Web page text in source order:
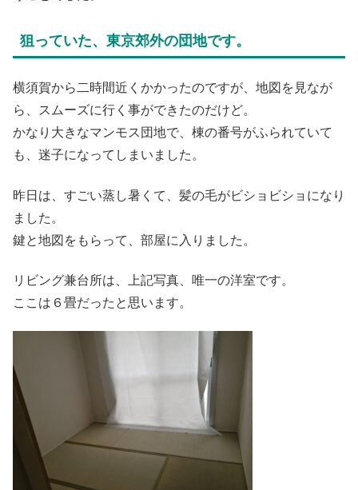
狙っていた、東京郊外の団地です。
横須賀から二時間近くかかったのですが、地図を見なが
ら、スムーズに行く事ができたのだけど。
かなり大きなマンモス団地で、棟の番号がふられていて
も、迷子になってしまいました。
昨日は、すごい蒸し暑くて、髪の毛がビショビショになり
ました。
鍵と地図をもらって、部屋に入りました。
リビング兼台所は、上記写真、唯一の洋室です。
ここは６畳だったと思います。